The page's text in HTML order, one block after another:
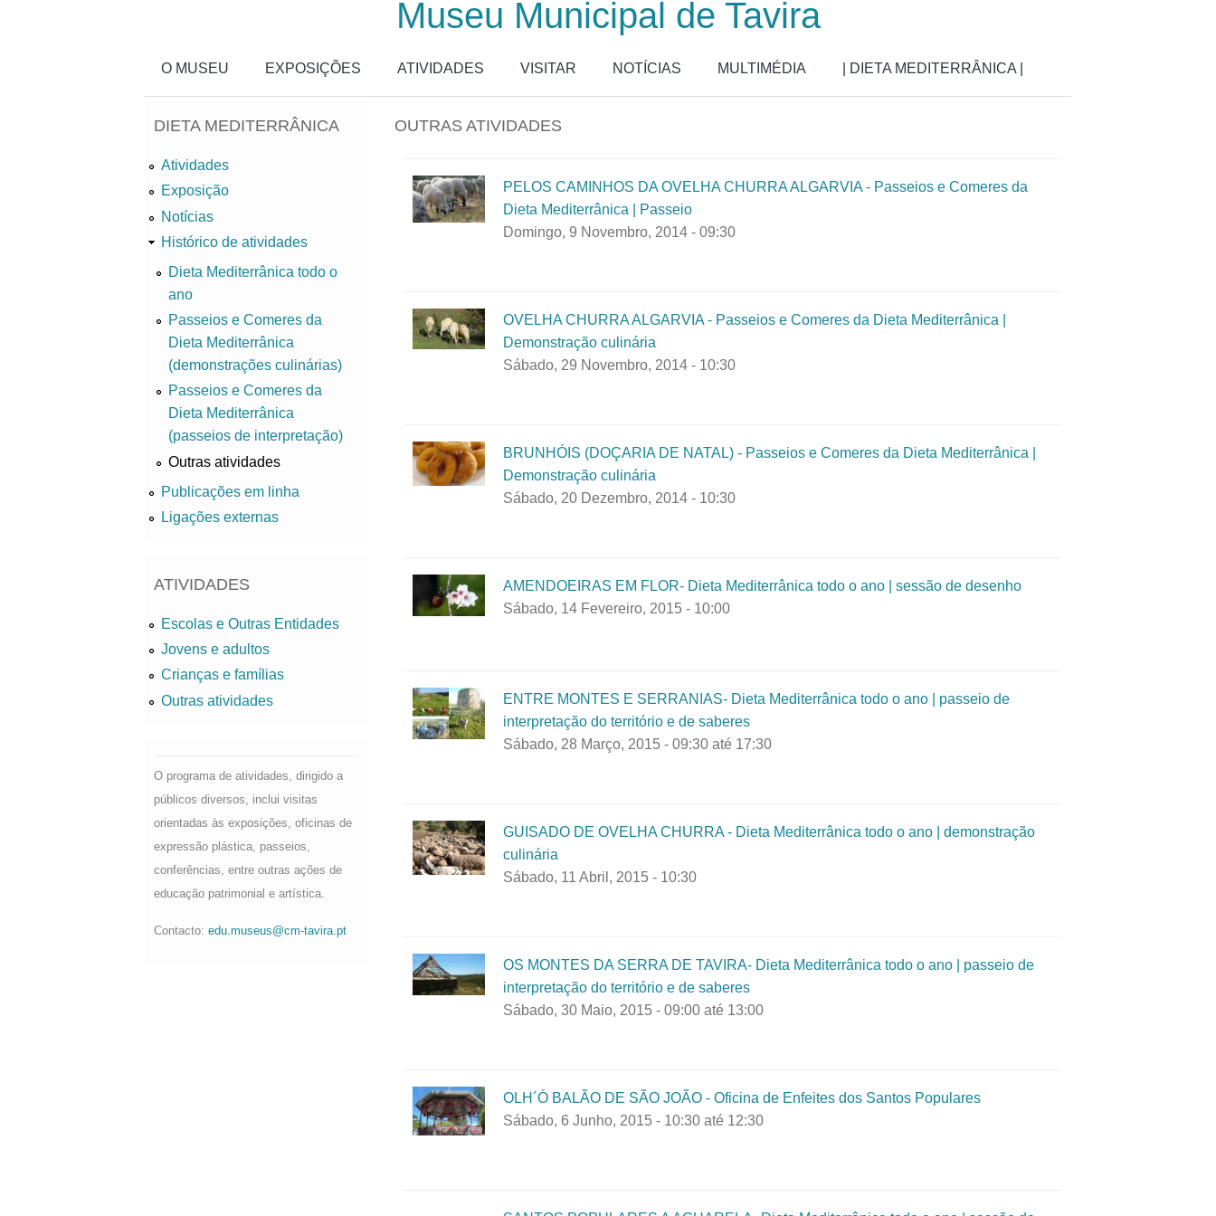
Museu Municipal de Tavira
O MUSEU EXPOSIÇÕES ATIVIDADES VISITAR NOTÍCIAS MULTIMÉDIA | DIETA MEDITERRÂNICA |
OUTRAS ATIVIDADES
PELOS CAMINHOS DA OVELHA CHURRA ALGARVIA - Passeios e Comeres da
Dieta Mediterrânica | Passeio
Domingo, 9 Novembro, 2014 - 09:30
OVELHA CHURRA ALGARVIA - Passeios e Comeres da Dieta Mediterrânica |
Demonstração culinária
Sábado, 29 Novembro, 2014 - 10:30
BRUNHÓIS (DOÇARIA DE NATAL) - Passeios e Comeres da Dieta Mediterrânica |
Demonstração culinária
Sábado, 20 Dezembro, 2014 - 10:30
AMENDOEIRAS EM FLOR- Dieta Mediterrânica todo o ano | sessão de desenho
Sábado, 14 Fevereiro, 2015 - 10:00
ENTRE MONTES E SERRANIAS- Dieta Mediterrânica todo o ano | passeio de
interpretação do território e de saberes
Sábado, 28 Março, 2015 -09:30 até 17:30
GUISADO DE OVELHA CHURRA - Dieta Mediterrânica todo o ano | demonstração
culinária
Sábado, 11 Abril, 2015 - 10:30
OS MONTES DA SERRA DE TAVIRA- Dieta Mediterrânica todo o ano | passeio de
interpretação do território e de saberes
Sábado, 30 Maio, 2015 -09:00 até 13:00
OLH´Ó BALÃO DE SÃO JOÃO - Oficina de Enfeites dos Santos Populares
Sábado, 6 Junho, 2015 - 10:30 até 12:30
DIETA MEDITERRÂNICA
Atividades
Exposição
Notícias
Histórico de atividades
Dieta Mediterrânica todo o
ano
Passeios e Comeres da
Dieta Mediterrânica
(demonstrações culinárias)
Passeios e Comeres da
Dieta Mediterrânica
(passeios de interpretação)
Outras atividades
Publicações em linha
Ligações externas
ATIVIDADES
Escolas e Outras Entidades
Jovens e adultos
Crianças e famílias
Outras atividades
O programa de atividades, dirigido a
públicos diversos, inclui visitas
orientadas às exposições, oficinas de
expressão plástica, passeios,
conferências, entre outras ações de
educação patrimonial e artística.
Contacto: edu.museus@cm-tavira.pt